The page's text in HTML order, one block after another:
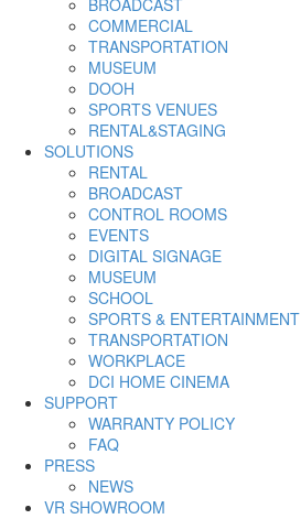
COMMERCIAL
TRANSPORTATION
MUSEUM
DOOH
SPORTS VENUES
RENTAL&STAGING
SOLUTIONS
RENTAL
BROADCAST
CONTROL ROOMS
EVENTS
DIGITAL SIGNAGE
MUSEUM
SCHOOL
SPORTS & ENTERTAINMENT
TRANSPORTATION
WORKPLACE
DCI HOME CINEMA
SUPPORT
WARRANTY POLICY
FAQ
PRESS
NEWS
VR SHOWROOM